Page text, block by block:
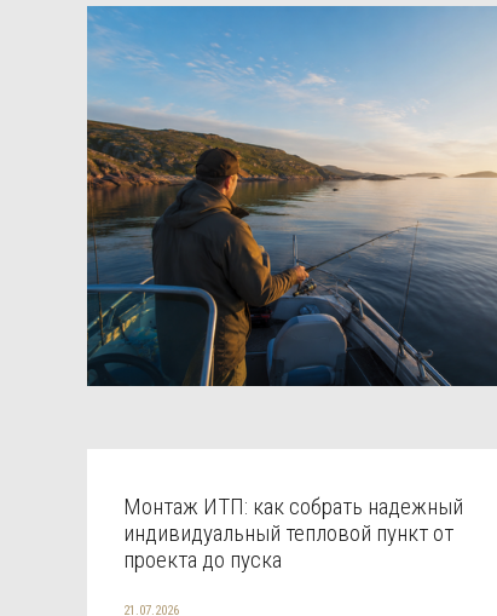
Монтаж ИТП: как собрать надежный
индивидуальный тепловой пункт от
проекта до пуска
21.07.2026